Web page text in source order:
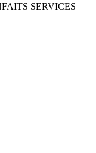
SERVICES